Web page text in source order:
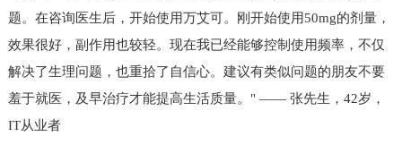
题。在咨询医生后，开始使用万艾可。刚开始使用50mg的剂量，
效果很好，副作用也较轻。现在我已经能够控制使用频率，不仅
解决了生理问题，也重拾了自信心。建议有类似问题的朋友不要
羞于就医，及早治疗才能提高生活质量。" —— 张先生，42岁，
IT从业者